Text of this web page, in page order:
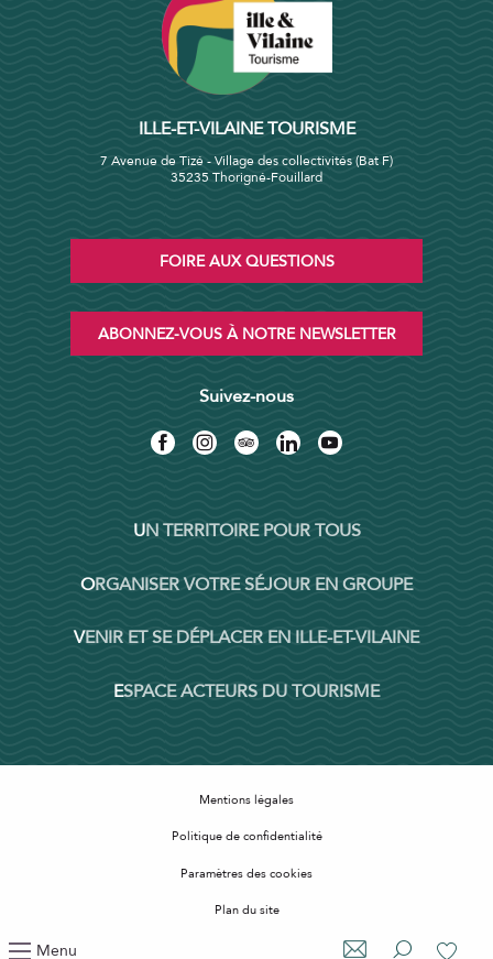
Menu
ILLE-ET-VILAINE TOURISME
7 Avenue de Tizé - Village des collectivités (Bat F)
35235 Thorigné-Fouillard
FOIRE AUX QUESTIONS
ABONNEZ-VOUS À NOTRE NEWSLETTER
Suivez-nous
UN TERRITOIRE POUR TOUS
ORGANISER VOTRE SÉJOUR EN GROUPE
VENIR ET SE DÉPLACER EN ILLE-ET-VILAINE
ESPACE ACTEURS DU TOURISME
Mentions légales
Politique de confidentialité
Paramètres des cookies
Plan du site